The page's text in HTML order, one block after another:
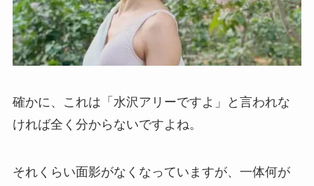
確かに、これは「水沢アリーですよ」と言われな
ければ全く分からないですよね。
それくらい面影がなくなっていますが、一体何が